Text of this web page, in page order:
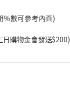
％數可參考內頁)
購物金會發送$200)